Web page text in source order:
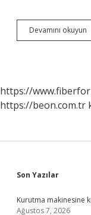
Devamını okuyun
https://
https://beon.com.tr
Sidebar
Son Yazılar
Kurutma makinesine
Ağustos 7, 2026